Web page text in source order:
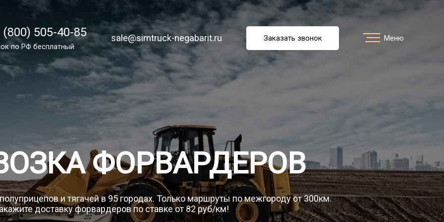
(800) 505-40-85
по России бесплатно
sale@simtruck-negabarit.ru Заказать звонок Меню
Заказать перевозку
О компании
Грузы
(800) 505-40-85
по РФ бесплатный
sale@simtruck-negabarit.ru Заказать звонок Меню
ФОРВАРДЕРОВ
и тягачей в 95 городах. Только маршруты по межгороду от 300км.
доставку форвардеров по ставке от 82 руб/км!